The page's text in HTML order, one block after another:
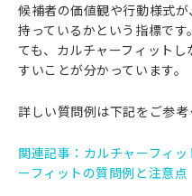
候補者の価値観や行動様式
持っているかという指標で
ても、カルチャーフィット
すいことが分かっています。
詳しい質問例は下記をご参考
関連記事： カルチャーフィ
ーフィットの質問例と注意点